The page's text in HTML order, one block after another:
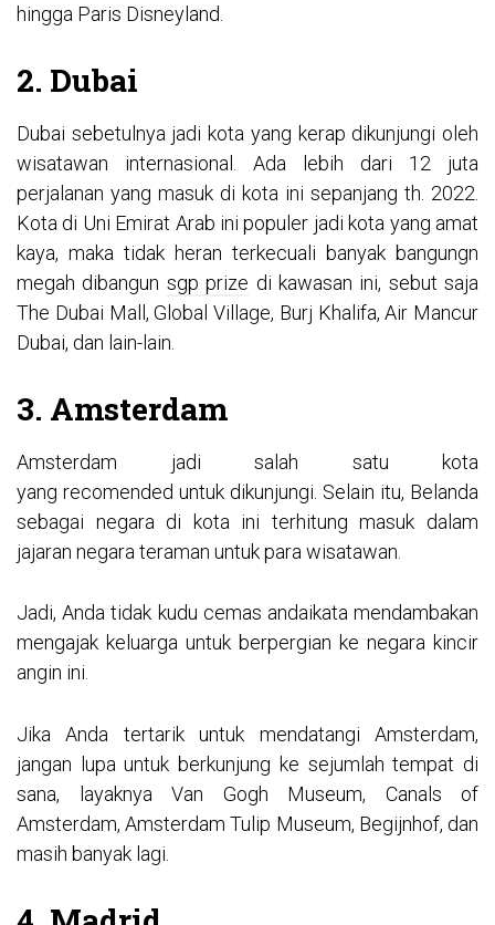
hingga Paris Disneyland.
2. Dubai
Dubai sebetulnya jadi kota yang kerap dikunjungi oleh
wisatawan internasional. Ada lebih dari 12 juta
perjalanan yang masuk di kota ini sepanjang th. 2022.
Kota di Uni Emirat Arab ini populer jadi kota yang amat
kaya, maka tidak heran terkecuali banyak bangungn
megah dibangun sgp prize di kawasan ini, sebut saja
The Dubai Mall, Global Village, Burj Khalifa, Air Mancur
Dubai, dan lain-lain.
3. Amsterdam
Amsterdam jadi salah satu kota
yang recomended untuk dikunjungi. Selain itu, Belanda
sebagai negara di kota ini terhitung masuk dalam
jajaran negara teraman untuk para wisatawan.
Jadi, Anda tidak kudu cemas andaikata mendambakan
mengajak keluarga untuk berpergian ke negara kincir
angin ini.
Jika Anda tertarik untuk mendatangi Amsterdam,
jangan lupa untuk berkunjung ke sejumlah tempat di
sana, layaknya Van Gogh Museum, Canals of
Amsterdam, Amsterdam Tulip Museum, Begijnhof, dan
masih banyak lagi.